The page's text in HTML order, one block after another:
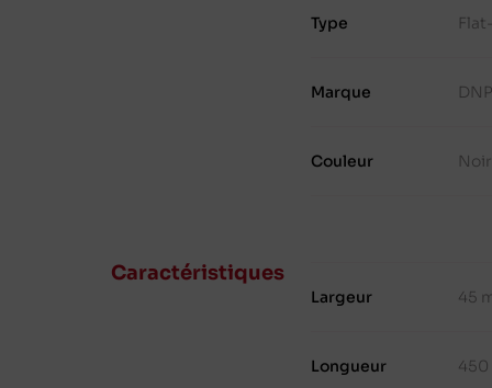
Type
Marque
Couleur Noir
Caractéristiques
Largeur 45
Longueur 450